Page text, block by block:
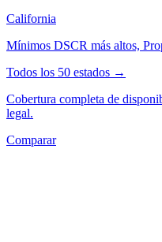
California
Mínimos DSCR más altos,
Todos los 50 estados →
Cobertura completa de
legal.
Comparar